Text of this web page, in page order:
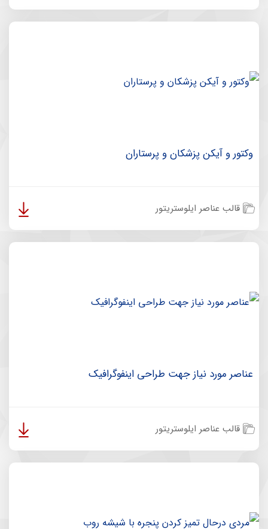
وکتور و آیکن پزشکان و پرستاران
قالب عناصر ایلوستریتور
عناصر مورد نیاز جهت طراحی اینفوگرافیک
قالب عناصر ایلوستریتور